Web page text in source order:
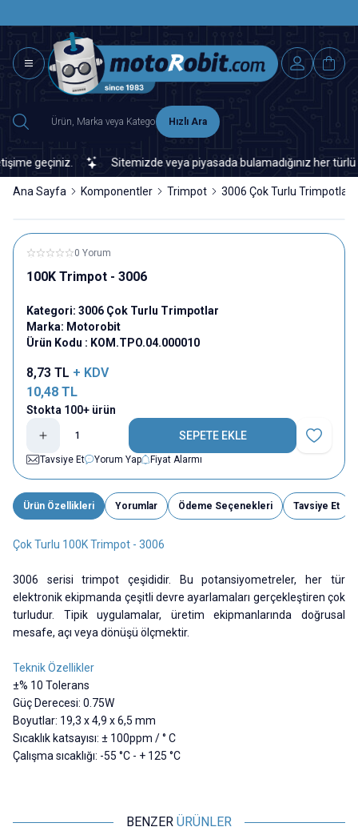
Hızlı Ara
geçiniz. Sitemizde veya piyasada bulamadığınız her türlü
Ana Sayfa Komponentler Trimpot 3006 Çok Turlu Trimpotlar
0 Yorum
100K Trimpot - 3006
Kategori: 3006 Çok Turlu Trimpotlar
Marka: Motorobit
Ürün Kodu : KOM.TPO.04.000010
8,73 TL + KDV
10,48 TL
Stokta 100+ ürün
SEPETE EKLE
Favoriye
Tavsiye Et
Yorum Yap Fiyat Alarmı
Ürün Özellikleri Yorumlar Ödeme Seçenekleri Tavsiye Et
Çok Turlu 100K Trimpot - 3006
3006 serisi trimpot çeşididir. Bu potansiyometreler, her tür
elektronik ekipmanda çeşitli devre ayarlamaları gerçekleştiren çok
turludur. Tipik uygulamalar, üretim ekipmanlarında doğrusal
mesafe, açı veya dönüşü ölçmektir.
Teknik Özellikler
±% 10 Tolerans
Güç Derecesi: 0.75W
Boyutlar: 19,3 x 4,9 x 6,5 mm
Sıcaklık katsayısı: ± 100ppm / ° C
Çalışma sıcaklığı: -55 °C - + 125 °C
BENZER ÜRÜNLER